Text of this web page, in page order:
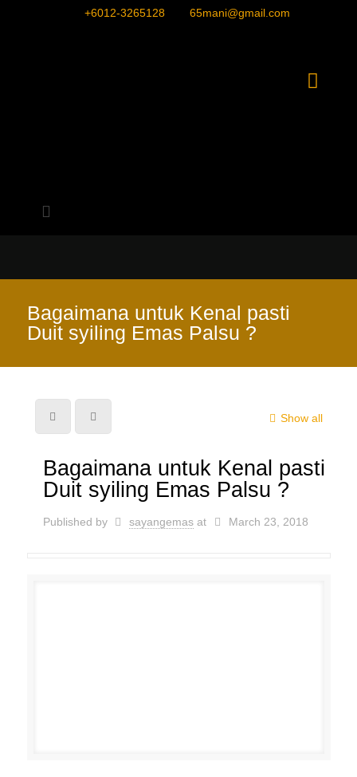
+6012-3265128 65mani@gmail.com
Bagaimana untuk Kenal pasti
Duit syiling Emas Palsu ?
Show all
Bagaimana untuk Kenal pasti
Duit syiling Emas Palsu ?
Published by sayangemas at March 23, 2018